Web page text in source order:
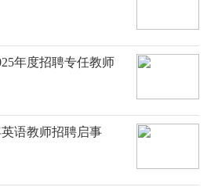
年度招聘专任教师
语教师招聘启事